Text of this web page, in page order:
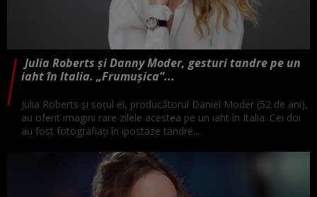
Julia Roberts și Danny Moder, gesturi tandre pe un
iaht în Italia. „Frumușica”...
Julia Roberts și soțul ei, producătorul Daniel Moder (52 de ani),
au oferit imagini rare zilele acestea pe un iaht în Italia. Cei doi
au fost fotografiați în ipostaze tandre...